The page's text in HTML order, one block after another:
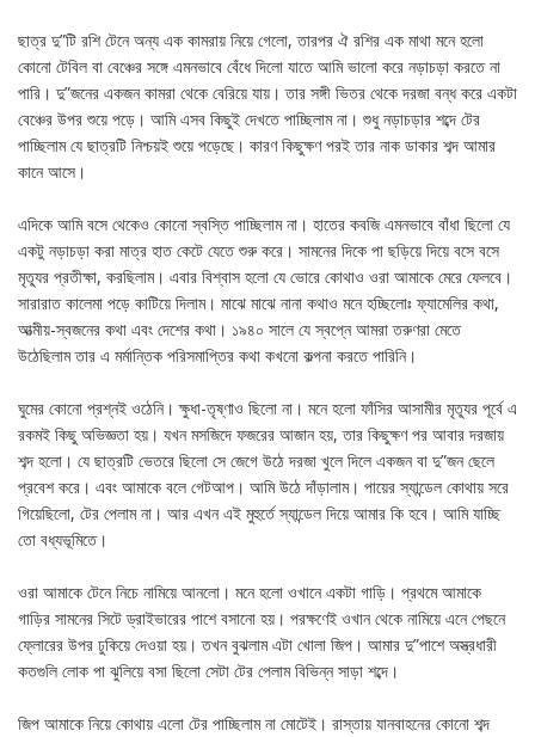
ছাত্র দু”টি রশি টেনে অন্য এক কামরায় নিয়ে গেলো, তারপর ঐ রশির এক মাথা মনে হলো
কোনো টেবিল বা বেঞ্চের সঙ্গে এমনভাবে বেঁধে দিলো যাতে আমি ভালো করে নড়াচড়া করতে না
পারি। দু”জনের একজন কামরা থেকে বেরিয়ে যায়। তার সঙ্গী ভিতর থেকে দরজা বন্ধ করে একটা
বেঞ্চের উপর শুয়ে পড়ে। আমি এসব কিছুই দেখতে পাচ্ছিলাম না। শুধু নড়াচড়ার শব্দে টের
পাচ্ছিলাম যে ছাত্রটি নিশ্চয়ই শুয়ে পড়েছে। কারণ কিছুক্ষণ পরই তার নাক ডাকার শব্দ আমার
কানে আসে।
এদিকে আমি বসে থেকেও কোনো স্বস্তি পাচ্ছিলাম না। হাতের কবজি এমনভাবে বাঁধা ছিলো যে
একটু নড়াচড়া করা মাত্র হাত কেটে যেতে শুরু করে। সামনের দিকে পা ছড়িয়ে দিয়ে বসে বসে
মৃত্যূর প্রতীক্ষা, করছিলাম। এবার বিশ্বাস হলো যে ভোরে কোথাও ওরা আমাকে মেরে ফেলবে।
সারারাত কালেমা পড়ে কাটিয়ে দিলাম। মাঝে মাঝে নানা কথাও মনে হচ্ছিলোঃ ফ্যামেলির কথা,
আত্মীয়-স্বজনের কথা এবং দেশের কথা। ১৯৪০ সালে যে স্বপ্নে আমরা তরুণরা মেতে
উঠেছিলাম তার এ মর্মান্তিক পরিসমাপ্তির কথা কখনো কল্পনা করতে পারিনি।
ঘুমের কোনো প্রশ্নই ওঠেনি। ক্ষুধা-তৃষ্ণাও ছিলো না। মনে হলো ফাঁসির আসামীর মৃত্যূর পূর্বে এ
রকমই কিছু অভিজ্ঞতা হয়। যখন মসজিদে ফজরের আজান হয়, তার কিছুক্ষণ পর আবার দরজায়
শব্দ হলো। যে ছাত্রটি ভেতরে ছিলো সে জেগে উঠে দরজা খুলে দিলে একজন বা দু”জন ছেলে
প্রবেশ করে। এবং আমাকে বলে গেটআপ। আমি উঠে দাঁড়ালাম। পায়ের স্যান্ডেল কোথায় সরে
গিয়েছিলো, টের পেলাম না। আর এখন এই মুহুর্তে স্যান্ডেল দিয়ে আমার কি হবে। আমি যাচ্ছি
তো বধ্যভূমিতে।
ওরা আমাকে টেনে নিচে নামিয়ে আনলো। মনে হলো ওখানে একটা গাড়ি। প্রথমে আমাকে
গাড়ির সামনের সিটে ড্রাইভারের পাশে বসানো হয়। পরক্ষণেই ওখান থেকে নামিয়ে এনে পেছনে
ফ্লোরের উপর ঢুকিয়ে দেওয়া হয়। তখন বুঝলাম এটা খোলা জিপ। আমার দু”পাশে অস্ত্রধারী
কতগুলি লোক পা ঝুলিয়ে বসা ছিলো সেটা টের পেলাম বিভিন্ন সাড়া শব্দে।
জিপ আমাকে নিয়ে কোথায় এলো টের পাচ্ছিলাম না মোটেই। রাস্তায় যানবাহনের কোনো শব্দ